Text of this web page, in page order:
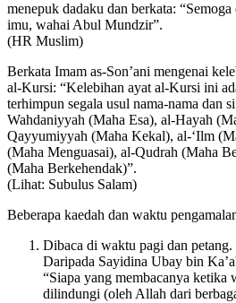
menepuk dadaku dan berkata:
imu, wahai Abul Mundzir”.
(HR Muslim)
Berkata Imam as-Son’ani mengenai
al-Kursi: “Kelebihan ayat al-Kursi ini
terhimpun segala usul nama-nama dan
Wahdaniyyah (Maha Esa), al-Hayah
Qayyumiyyah (Maha Kekal), al-‘Ilm
(Maha Menguasai), al-Qudrah (Maha
(Maha Berkehendak)”.
(Lihat: Subulus Salam)
Beberapa kaedah dan waktu
Dibaca di waktu pagi dan petang.
Daripada Sayidina Ubay bin
“Siapa yang membacanya ketika
dilindungi (oleh Allah dari